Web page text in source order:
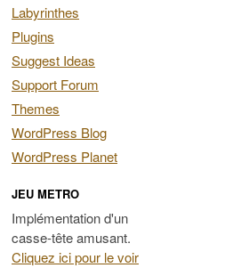
Labyrinthes
Plugins
Suggest Ideas
Support Forum
Themes
WordPress Blog
WordPress Planet
JEU METRO
Implémentation d'un
casse-tête amusant.
Cliquez ici pour le voir